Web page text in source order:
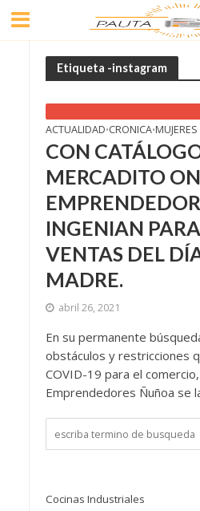
Etiqueta -instagram
ACTUALIDAD•CRONICA•MUJERES
CON
MERCADITO
INGENIAN
VENTAS DEL
MADRE.
abril 26, 2021
En su permanente
obstáculos y restricciones
COVID-19 para el
Emprendedores Ñuñoa se
Cocinas Industriales